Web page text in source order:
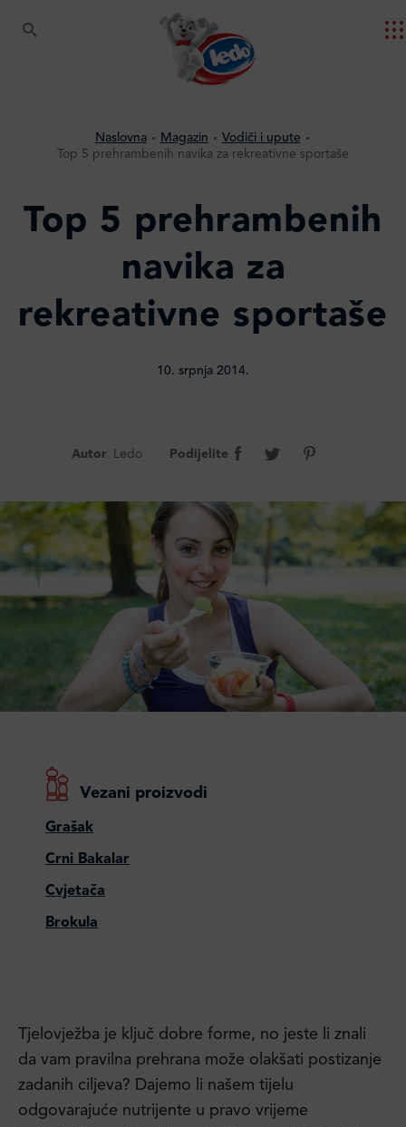
Naslovna Magazin
Vodiči i upute
Top 5 prehrambenih navika za rekreativne sportaše
Top 5 prehrambenih
navika za
rekreativne sportaše
10. srpnja 2014.
Autor Ledo Podijelite
Vezani proizvodi
Grašak
Crni Bakalar
Cvjetača
Brokula
Tjelovježba je ključ dobre forme, no jeste li znali
da vam pravilna prehrana može olakšati postizanje
zadanih ciljeva? Dajemo li našem tijelu
odgovarajuće nutrijente u pravo vrijeme